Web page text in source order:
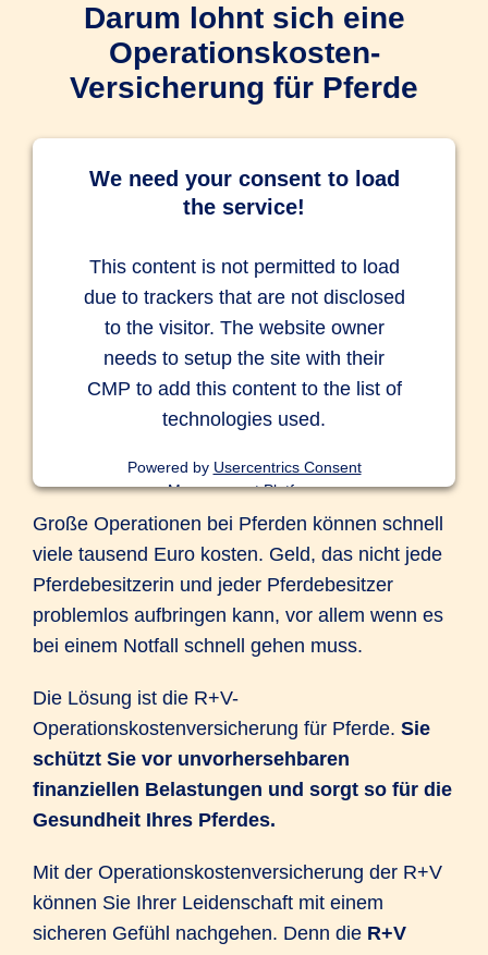
Darum lohnt sich eine
Operationskosten-
Versicherung für Pferde
We need your consent to load
the service!
This content is not permitted to load
due to trackers that are not disclosed
to the visitor. The website owner
needs to setup the site with their
CMP to add this content to the list of
technologies used.
Powered by Usercentrics Consent
Management Platform
Große Operationen bei Pferden können schnell
viele tausend Euro kosten. Geld, das nicht jede
Pferdebesitzerin und jeder Pferdebesitzer
problemlos aufbringen kann, vor allem wenn es
bei einem Notfall schnell gehen muss.
Die Lösung ist die R+V-
Operationskostenversicherung für Pferde. Sie
schützt Sie vor unvorhersehbaren
finanziellen Belastungen und sorgt so für die
Gesundheit Ihres Pferdes.
Mit der Operationskostenversicherung der R+V
können Sie Ihrer Leidenschaft mit einem
sicheren Gefühl nachgehen. Denn die R+V